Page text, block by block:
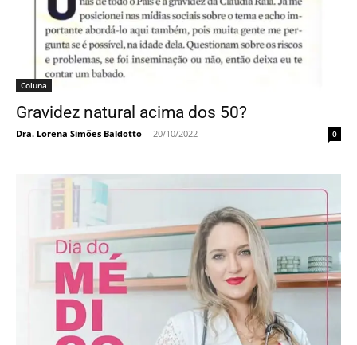
Coluna
Gravidez natural acima dos 50?
Dra. Lorena Simões Baldotto - 20/10/2022 0